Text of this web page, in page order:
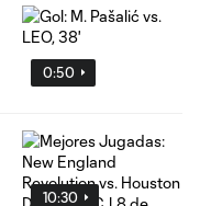
0:50
10:30